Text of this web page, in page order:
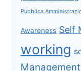
Pubblica
Awareness Self
working
Management